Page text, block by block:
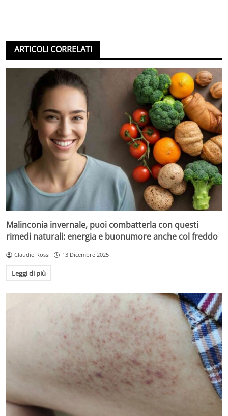
ARTICOLI CORRELATI
Malinconia invernale, puoi combatterla con questi
rimedi naturali: energia e buonumore anche col freddo
Claudio Rossi 13 Dicembre 2025
Leggi di più